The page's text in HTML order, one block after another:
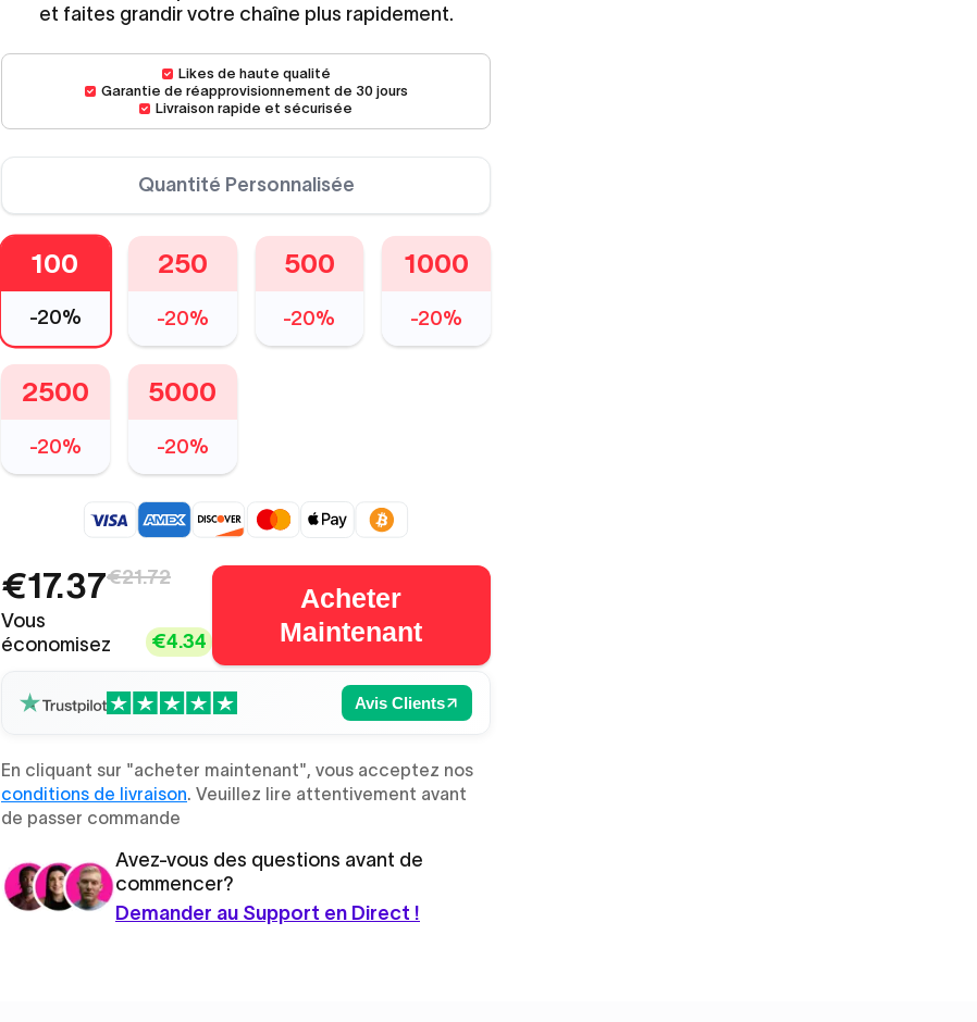
et faites grandir votre chaîne plus rapidement.
Likes de haute qualité
Garantie de réapprovisionnement de 30 jours
Livraison rapide et sécurisée
Quantité Personnalisée
100
-20%
250
-20%
500
-20%
1000
-20%
2500
-20%
5000
-20%
€17.37€21.72
Vous
économisez
€4.34
Acheter
Maintenant
Avis Clients
En cliquant sur "acheter maintenant", vous acceptez nos
conditions de livraison. Veuillez lire attentivement avant
de passer commande
Avez-vous des questions avant de
commencer?
Demander au Support en Direct !